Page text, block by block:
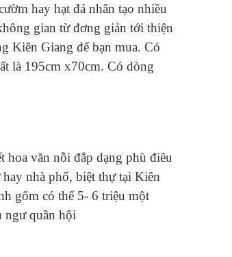
hay hạt đá nhân tạo nhiều
gian từ đơng giản tới thiện
Kiên Giang để bạn mua. Có
là 195cm x70cm. Có dòng
hoa văn nỗi đắp dạng phù điêu
nhà phố, biệt thự tại Kiên
gốm có thể 5- 6 triệu một
ngư quần hội